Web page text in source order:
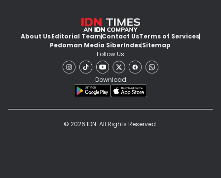
About UsEditorial TeamContact UsTerms of Services
Pedoman Media SiberIndexSitemap
Follow Us
Download
© 2026 IDN. All Rights Reserved.